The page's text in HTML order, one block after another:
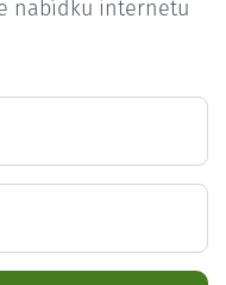
nabídku internetu